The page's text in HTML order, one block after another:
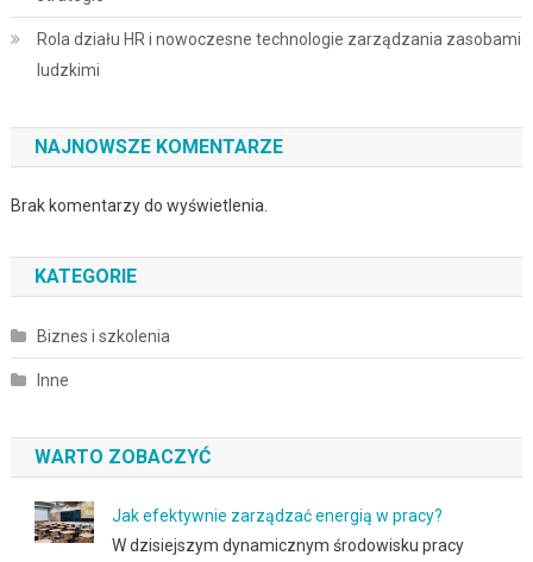
Rola działu HR i nowoczesne technologie zarządzania zasobami
ludzkimi
NAJNOWSZE KOMENTARZE
Brak komentarzy do wyświetlenia.
KATEGORIE
Biznes i szkolenia
Inne
WARTO ZOBACZYĆ
Jak efektywnie zarządzać energią w pracy?
W dzisiejszym dynamicznym środowisku pracy